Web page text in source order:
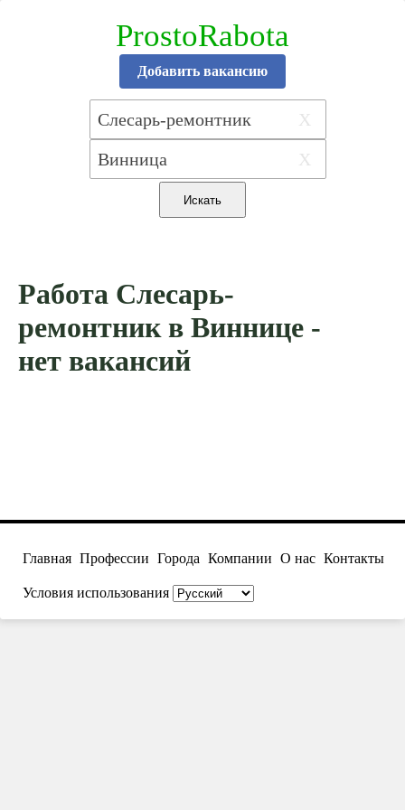
ProstoRabota
Добавить вакансию
X
X
Работа Слесарь-
ремонтник в Виннице -
нет вакансий
Главная Профессии Города Компании О нас Контакты
Условия использования